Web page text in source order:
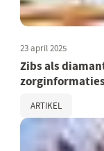
23 april 2025
Zibs als
ARTIKEL